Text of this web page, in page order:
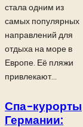
стала одним из
самых популярных
направлений для
отдыха на море в
Европе. Её пляжи
привлекают...
Спа-курорты
Германии: